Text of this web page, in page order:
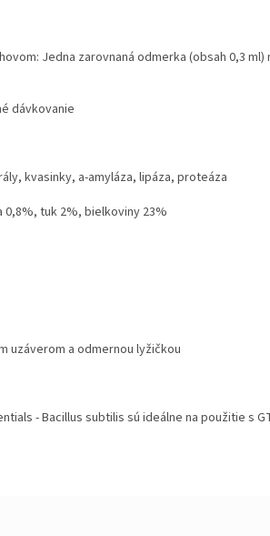
Jedna zarovnaná odmerka (obsah 0,3 ml)
dávkovanie
kvasinky, a-amyláza, lipáza, proteáza
0,8%, tuk 2%, bielkoviny 23%
uzáverom a odmernou lyžičkou
- Bacillus subtilis sú ideálne na použitie s